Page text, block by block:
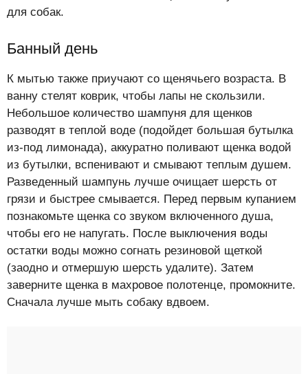
для собак.
Банный день
К мытью также приучают со щенячьего возраста. В
ванну стелят коврик, чтобы лапы не скользили.
Небольшое количество шампуня для щенков
разводят в теплой воде (подойдет большая бутылка
из-под лимонада), аккуратно поливают щенка водой
из бутылки, вспенивают и смывают теплым душем.
Разведенный шампунь лучше очищает шерсть от
грязи и быстрее смывается. Перед первым купанием
познакомьте щенка со звуком включенного душа,
чтобы его не напугать. После выключения воды
остатки воды можно согнать резиновой щеткой
(заодно и отмершую шерсть удалите). Затем
заверните щенка в махровое полотенце, промокните.
Сначала лучше мыть собаку вдвоем.